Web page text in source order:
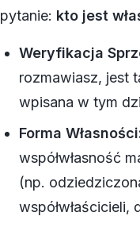
pytanie: kto jest
Weryfikacja
rozmawiasz, jest
wpisana w tym
Forma
współwłasność
(np.